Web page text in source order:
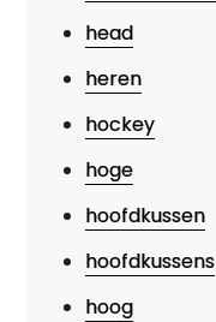
head
heren
hockey
hoge
hoofdkussen
hoofdkussens
hoog